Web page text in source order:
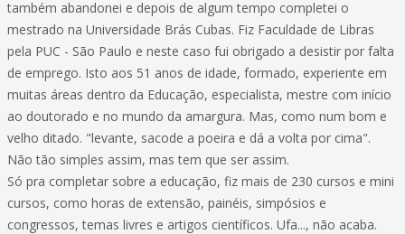
também abandonei e depois de algum tempo completei o
mestrado na Universidade Brás Cubas. Fiz Faculdade de Libras
pela PUC - São Paulo e neste caso fui obrigado a desistir por falta
de emprego. Isto aos 51 anos de idade, formado, experiente em
muitas áreas dentro da Educação, especialista, mestre com início
ao doutorado e no mundo da amargura. Mas, como num bom e
velho ditado. "levante, sacode a poeira e dá a volta por cima".
Não tão simples assim, mas tem que ser assim.
Só pra completar sobre a educação, fiz mais de 230 cursos e mini
cursos, como horas de extensão, painéis, simpósios e
congressos, temas livres e artigos científicos. Ufa..., não acaba.